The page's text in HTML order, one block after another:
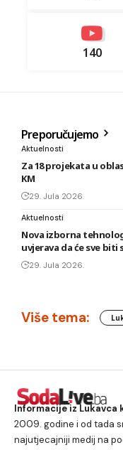
140
Preporučujemo
Aktuelnosti
Za 18 projekata u
KM
29. Jula 2026.
Aktuelnosti
Nova izborna
uvjerava da će sve
29. Jula 2026.
Više tema:
Informacije iz Lukavca
2009. godine i od tada
najutjecajniji medij na